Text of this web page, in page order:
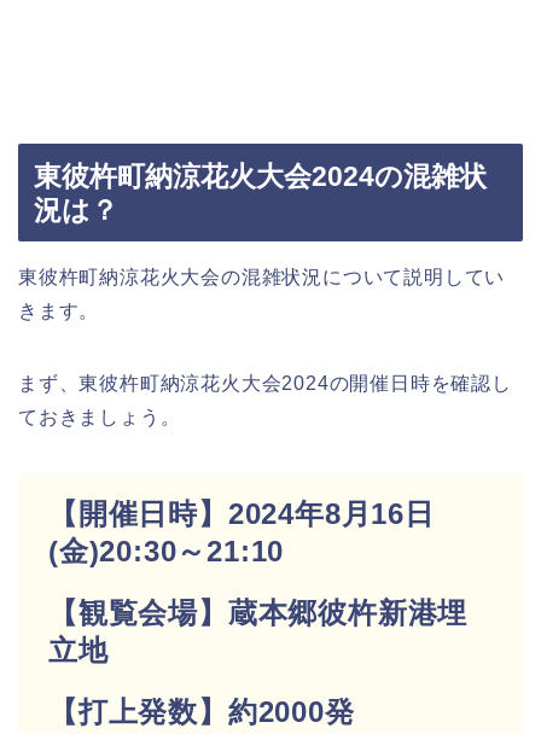
東彼杵町納涼花火大会2024の混雑状
況は？
東彼杵町納涼花火大会の混雑状況について説明してい
きます。
まず、東彼杵町納涼花火大会2024の開催日時を確認し
ておきましょう。
【開催日時】2024年8月16日
(金)20:30～21:10
【観覧会場】蔵本郷彼杵新港埋
立地
【打上発数】約2000発